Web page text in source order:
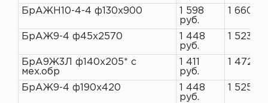
БрАЖН10-4-4 ф130х900
1 598
руб.
1 660
БрАЖ9-4 ф45х2570
1 448
руб.
1 523
БрА9Ж3Л ф140х205* с
мех.обр
1 411
руб.
1 472
БрАЖ9-4 ф190х420
1 448
руб.
1 525